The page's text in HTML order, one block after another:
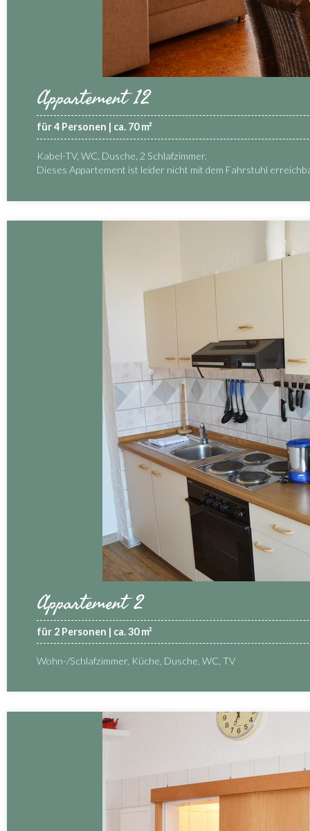
Appartement 12
für 4 Personen | ca. 70 m²
Kabel-TV, WC, Dusche, 2 Schlafzimmer.
Dieses Appartement ist leider nicht mit dem Fahrstuhl
Appartement 2
für 2 Personen | ca. 30 m²
Wohn-/Schlafzimmer, Küche, Dusche, WC, TV